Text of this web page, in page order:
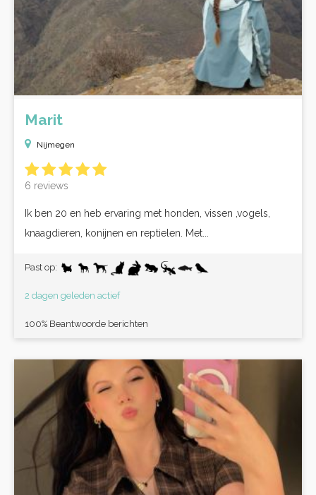
Marit
Nijmegen
6 reviews
Ik ben 20 en heb ervaring met honden, vissen ,vogels,
knaagdieren, konijnen en reptielen. Met...
Past op:
2 dagen geleden actief
100% Beantwoorde berichten